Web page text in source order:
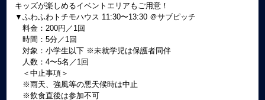
キッズが楽しめるイベントエリアもご用意！
▼ふわふわトチモハウス 11:30〜13:30 ＠サブピッチ
料金：200円／1回
時間：5分／1回
対象：小学生以下 ※未就学児は保護者同伴
人数：4〜5名／1回
＜中止事項＞
※雨天、強風等の悪天候時は中止
※飲食直後は参加不可